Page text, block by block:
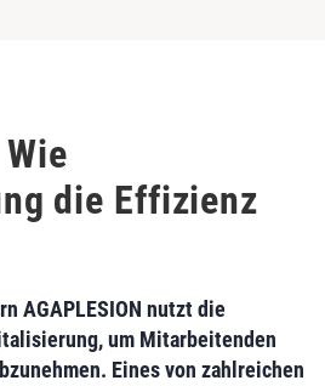
die Effizienz
AGAPLESION nutzt die
, um Mitarbeitenden
. Eines von zahlreichen